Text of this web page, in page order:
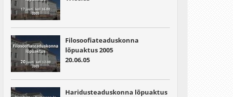
Filosoofiateaduskonna
lõpuaktus 2005
20.06.05
Haridusteaduskonna lõpuaktus